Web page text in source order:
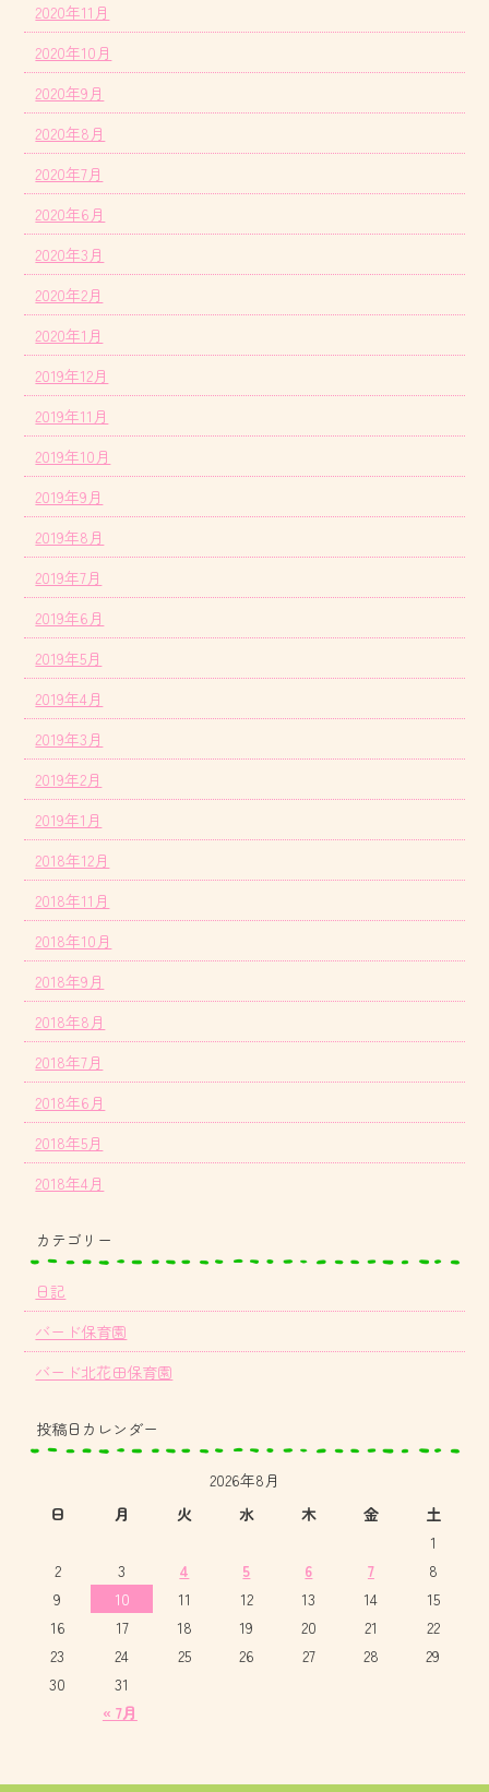
2020年11月
2020年10月
2020年9月
2020年8月
2020年7月
2020年6月
2020年3月
2020年2月
2020年1月
2019年12月
2019年11月
2019年10月
2019年9月
2019年8月
2019年7月
2019年6月
2019年5月
2019年4月
2019年3月
2019年2月
2019年1月
2018年12月
2018年11月
2018年10月
2018年9月
2018年8月
2018年7月
2018年6月
2018年5月
2018年4月
カテゴリー
日記
バード保育園
バード北花田保育園
投稿日カレンダー
2026年8月
日
月 火 水 木 金 土
« 7月
1
2
3 4 5 6 7
8
9
10 11 12 13 14
15
16
17 18 19 20 21
22
23
24 25 26 27 28
29
30
31